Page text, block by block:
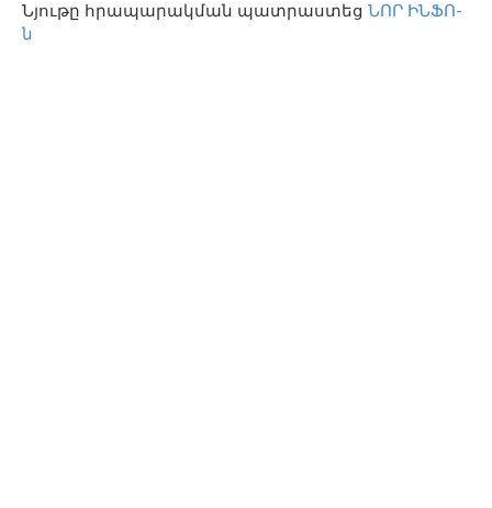
Նյութը հրապարակման պատրաստեց ՆՈՐ ԻՆՖՈ-
ն